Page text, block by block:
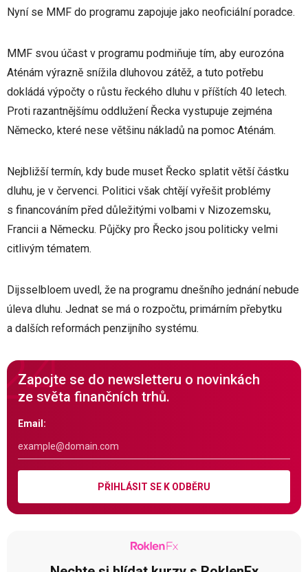
Nyní se MMF do programu zapojuje jako neoficiální poradce.
MMF svou účast v programu podmiňuje tím, aby eurozóna
Aténám výrazně snížila dluhovou zátěž, a tuto potřebu
dokládá výpočty o růstu řeckého dluhu v příštích 40 letech.
Proti razantnějšímu oddlužení Řecka vystupuje zejména
Německo, které nese většinu nákladů na pomoc Aténám.
Nejbližší termín, kdy bude muset Řecko splatit větší částku
dluhu, je v červenci. Politici však chtějí vyřešit problémy
s financováním před důležitými volbami v Nizozemsku,
Francii a Německu. Půjčky pro Řecko jsou politicky velmi
citlivým tématem.
Dijsselbloem uvedl, že na programu dnešního jednání nebude
úleva dluhu. Jednat se má o rozpočtu, primárním přebytku
a dalších reformách penzijního systému.
Zapojte se do newsletteru o novinkách
ze světa finančních trhů.
Email:
PŘIHLÁSIT SE K ODBĚRU